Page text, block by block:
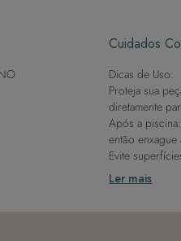
Cuidados
Dicas de Uso:
Proteja sua
diretamente
Após a
então
Evite
contato com
Ler mais